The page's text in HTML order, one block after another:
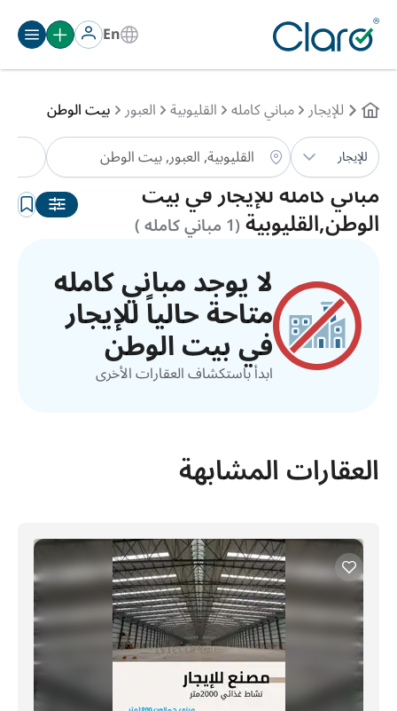
En
للإيجار مباني كامله القليوبية العبور بيت الوطن
للإيجار
مباني كامله للإيجار في بيت
الوطن,القليوبية(1 مباني كامله )
الترتيب:تلقائي
لا يوجد مباني كامله
متاحة حالياً للإيجار
في بيت الوطن
ابدأ باستكشاف العقارات الأخرى
العقارات المشابهة